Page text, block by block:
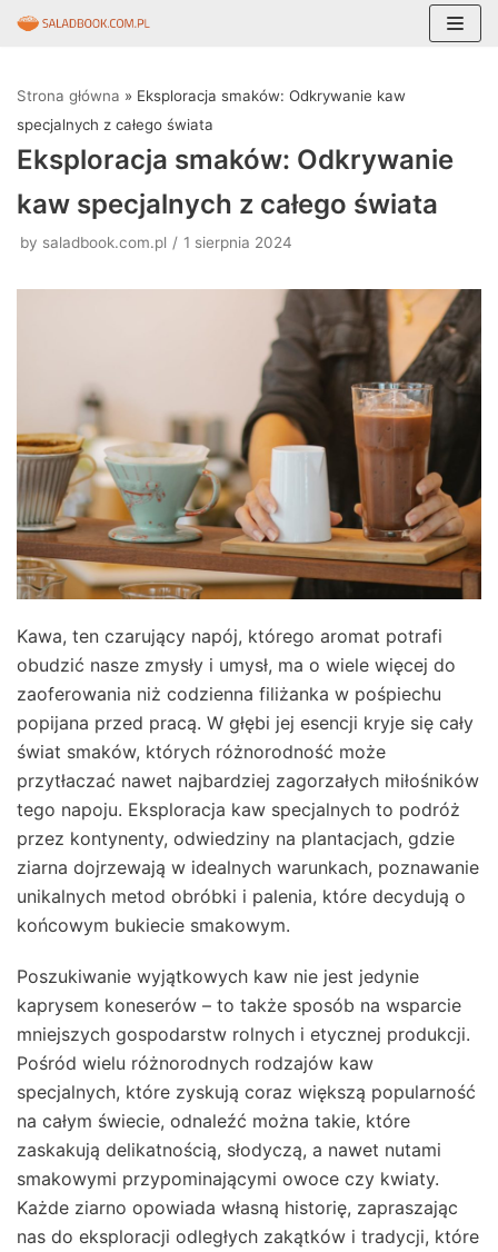
do
treści
Strona główna » Eksploracja smaków: Odkrywanie kaw
specjalnych z całego świata
Eksploracja smaków: Odkrywanie
kaw specjalnych z całego świata
by saladbook.com.pl 1 sierpnia 2024
Kawa, ten czarujący napój, którego aromat potrafi
obudzić nasze zmysły i umysł, ma o wiele więcej do
zaoferowania niż codzienna filiżanka w pośpiechu
popijana przed pracą. W głębi jej esencji kryje się cały
świat smaków, których różnorodność może
przytłaczać nawet najbardziej zagorzałych miłośników
tego napoju. Eksploracja kaw specjalnych to podróż
przez kontynenty, odwiedziny na plantacjach, gdzie
ziarna dojrzewają w idealnych warunkach, poznawanie
unikalnych metod obróbki i palenia, które decydują o
końcowym bukiecie smakowym.
Poszukiwanie wyjątkowych kaw nie jest jedynie
kaprysem koneserów – to także sposób na wsparcie
mniejszych gospodarstw rolnych i etycznej produkcji.
Pośród wielu różnorodnych rodzajów kaw
specjalnych, które zyskują coraz większą popularność
na całym świecie, odnaleźć można takie, które
zaskakują delikatnością, słodyczą, a nawet nutami
smakowymi przypominającymi owoce czy kwiaty.
Każde ziarno opowiada własną historię, zapraszając
nas do eksploracji odległych zakątków i tradycji, które